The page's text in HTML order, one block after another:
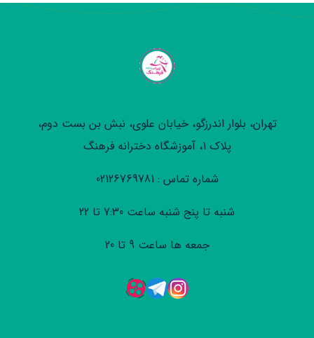
تهران، بلوار اندرزگو، خیابان علوی، نبش بن بست دوم،
پلاک 1، آموزشگاه دخترانه فرهنگ
شماره تماس : 02126769781
شنبه تا پنج شنبه ساعت 7:30 تا 22
جمعه ها ساعت 9 تا 20